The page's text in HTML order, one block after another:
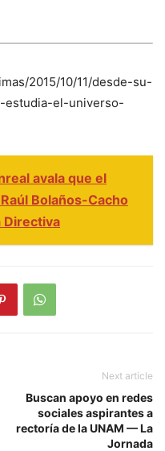
2015/10/11/desde-su-
estudia-el-universo-
avala que el
Bolaños-Cacho
Directiva
Next article
Buscan apoyo en redes
sociales aspirantes a
rectoría de la UNAM — La
Jornada